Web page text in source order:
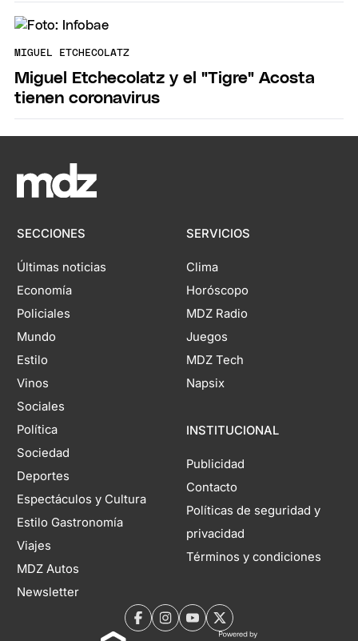
MIGUEL ETCHECOLATZ
Miguel Etchecolatz y el "Tigre" Acosta
tienen coronavirus
SECCIONES
Últimas noticias
Economía
Policiales
Mundo
Estilo
Vinos
Sociales
Política
Sociedad
Deportes
Espectáculos y Cultura
Estilo Gastronomía
Viajes
MDZ Autos
Newsletter
SERVICIOS
Clima
Horóscopo
MDZ Radio
Juegos
MDZ Tech
Napsix
INSTITUCIONAL
Publicidad
Contacto
Políticas de seguridad y
privacidad
Términos y condiciones